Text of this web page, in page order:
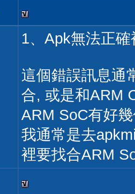
1、Apk無法正確
這個錯誤訊息通
合, 或是和ARM
ARM SoC有好
我通常是去
裡要找合ARM